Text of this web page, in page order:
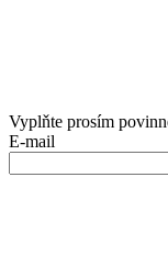
Vyplňte prosím
E-mail